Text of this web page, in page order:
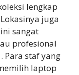
lengkap
juga
sangat
profesional
Para staf yang
laptop